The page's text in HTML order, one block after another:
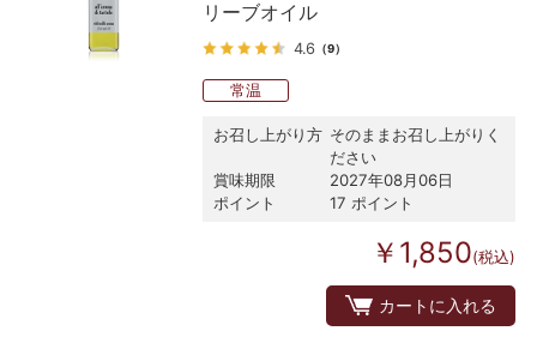
リーブオイル
4.6 （9）
常温
お召し上がり方 そのままお召し上がりく
ださい
賞味期限
2027年08月06日
ポイント
17 ポイント
￥1,850(税込)
カートに入れる